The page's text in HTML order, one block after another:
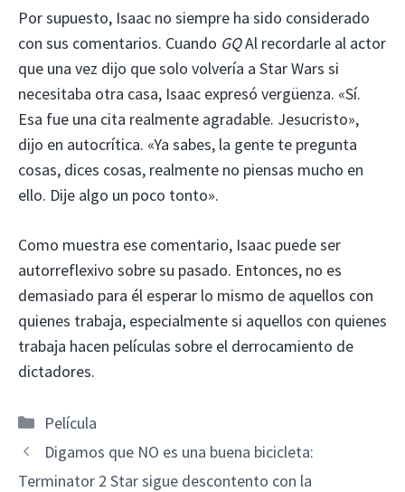
Por supuesto, Isaac no siempre ha sido considerado
con sus comentarios. Cuando GQAl recordarle al actor
que una vez dijo que solo volvería a Star Wars si
necesitaba otra casa, Isaac expresó vergüenza. «Sí.
Esa fue una cita realmente agradable. Jesucristo»,
dijo en autocrítica. «Ya sabes, la gente te pregunta
cosas, dices cosas, realmente no piensas mucho en
ello. Dije algo un poco tonto».
Como muestra ese comentario, Isaac puede ser
autorreflexivo sobre su pasado. Entonces, no es
demasiado para él esperar lo mismo de aquellos con
quienes trabaja, especialmente si aquellos con quienes
trabaja hacen películas sobre el derrocamiento de
dictadores.
Categorías
Película
Digamos que NO es una buena bicicleta:
Terminator 2 Star sigue descontento con la